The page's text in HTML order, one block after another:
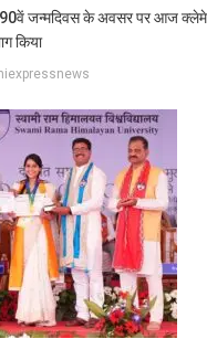
90वें जन्मदिवस के अवसर पर आज
किया